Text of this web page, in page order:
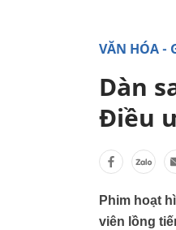
VĂN HÓA -
Dàn
Điều
Phim hoạt
viên lồng